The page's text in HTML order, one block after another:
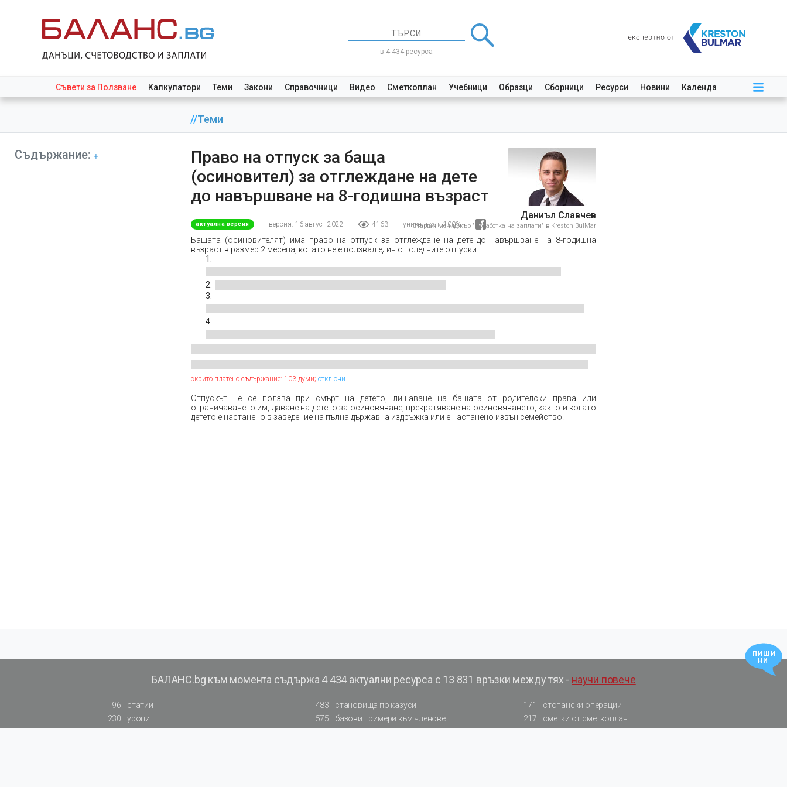
в 4 434 ресурса
Съвети за Ползване Калкулатори Теми Закони Справочници Видео Сметкоплан Учебници Образци Сборници Ресурси Новини Календар
//Теми
Съдържание:
Право на отпуск за баща
(осиновител) за отглеждане на дете
до навършване на 8-годишна възраст
Даниъл Славчев
Старши мениджър "Обработка на заплати" в Kreston BulMar
актуална версия версия: 16 август 2022 4163 уникалност: 100%
Бащата (осиновителят) има право на отпуск за отглеждане на дете до навършване на 8-годишна
възраст в размер 2 месеца, когато не е ползвал един от следните отпуски:
скрито платено съдържание: 103 думи; отключи
Отпускът не се ползва при смърт на детето, лишаване на бащата от родителски права или
ограничаването им, даване на детето за осиновяване, прекратяване на осиновяването, както и когато
детето е настанено в заведение на пълна държавна издръжка или е настанено извън семейство.
БАЛАНС.bg към момента съдържа 4 434 актуални ресурса с 13 831 връзки между тях - научи повече
96 статии 483 становища по казуси 171
стопански операции
230
уроци 575 базови примери към членове 217
сметки от сметкоплан
пиши
ни